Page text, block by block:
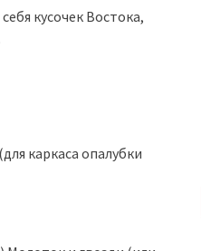
кусочек Востока,
каркаса опалубки